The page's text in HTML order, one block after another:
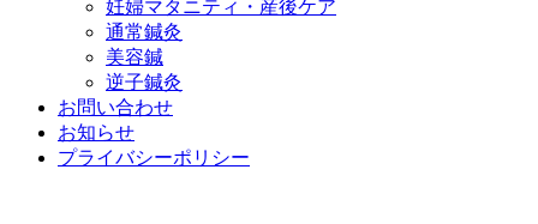
妊婦マタニティ・産後ケア
通常鍼灸
美容鍼
逆子鍼灸
お問い合わせ
お知らせ
プライバシーポリシー